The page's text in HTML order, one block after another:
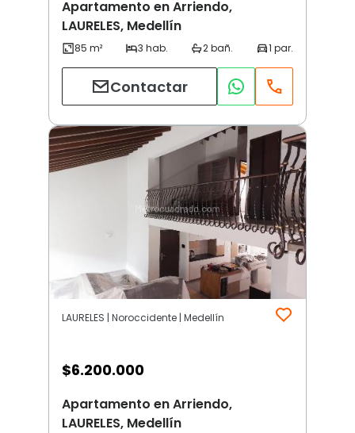
Apartamento en Arriendo,
LAURELES, Medellín
Contactar
LAURELES | Noroccidente | Medellín
$6.200.000
Apartamento en Arriendo,
LAURELES, Medellín